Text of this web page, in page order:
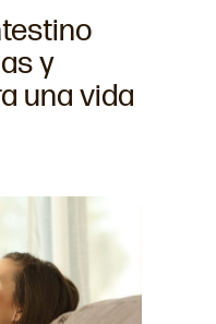
y
una vida